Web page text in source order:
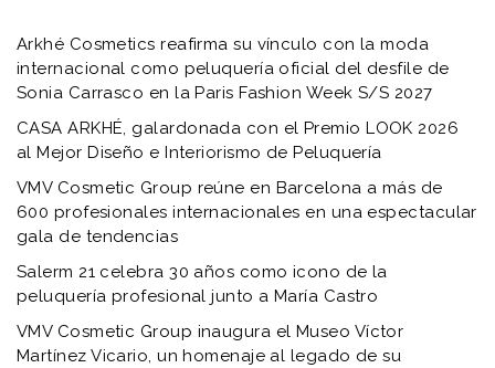
Arkhé Cosmetics reafirma su vínculo con la moda
internacional como peluquería oficial del desfile de
Sonia Carrasco en la Paris Fashion Week S/S 2027
CASA ARKHÉ, galardonada con el Premio LOOK 2026
al Mejor Diseño e Interiorismo de Peluquería
VMV Cosmetic Group reúne en Barcelona a más de
600 profesionales internacionales en una espectacular
gala de tendencias
Salerm 21 celebra 30 años como icono de la
peluquería profesional junto a María Castro
VMV Cosmetic Group inaugura el Museo Víctor
Martínez Vicario, un homenaje al legado de su